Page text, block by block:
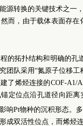
源转换的关键技术之一
而，由于载体表面存
的拓扑结构和明确的
团队采用“氮原子位移
了烯烃连接的COF-A1/
定位点沿孔道径向距
响Pt物种的沉积形态。
成双活性位点，而烯烃